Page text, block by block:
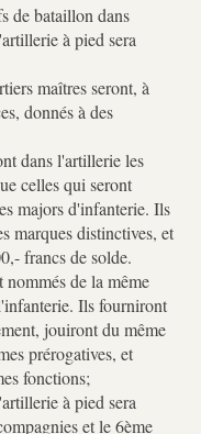
de bataillon dans
à pied sera
maîtres seront, à
donnés à des
dans l'artillerie les
celles qui seront
majors d'infanterie. Ils
marques distinctives, et
francs de solde.
nommés de la même
Ils fourniront
jouiront du même
prérogatives, et
fonctions;
à pied sera
et le 6ème